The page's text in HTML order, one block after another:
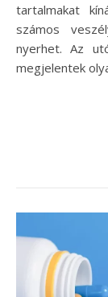
tartalmakat
számos
nyerhet. Az
megjelentek